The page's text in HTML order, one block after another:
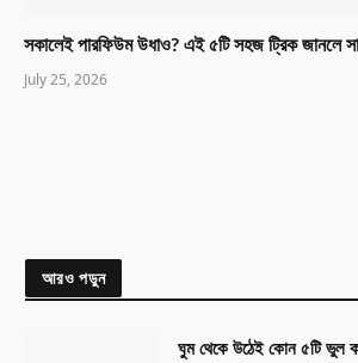
সকালেই পারফিউম উধাও? এই ৫টি সহজ ট্রিক জানলে
July 25, 2026
আরও পড়ুন
ঘুম থেকে উঠেই কোন ৫টি ভুল